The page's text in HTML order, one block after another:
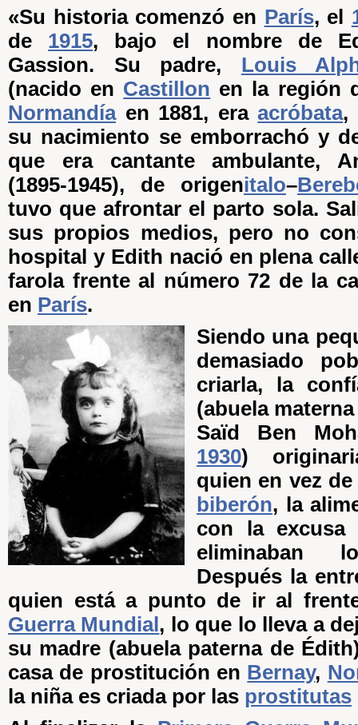
«Su historia comenzó en París, el
de 1915, bajo el nombre de
Gassion. Su padre, Louis
(nacido en Castillon en la región
Normandíaen 1881, eraacróbata,
su nacimiento se emborrachó y
que era cantante ambulante,
(1895-1945), de origenitalo–
tuvo que afrontar el parto sola.
sus propios medios, pero no
hospital y Edith nació en plena
farola frente al número 72 de la
en París.
Siendo una
demasiado
criarla, la
(abuela
Saïd Ben
1930)
quien en vez
biberón, la
con la
eliminaban
Después la
quien está a punto de ir al
Guerra Mundial , lo que lo lleva a
su madre (abuela paterna de
casa de prostitución en Bernay,
la niña es criada por las prostitutas